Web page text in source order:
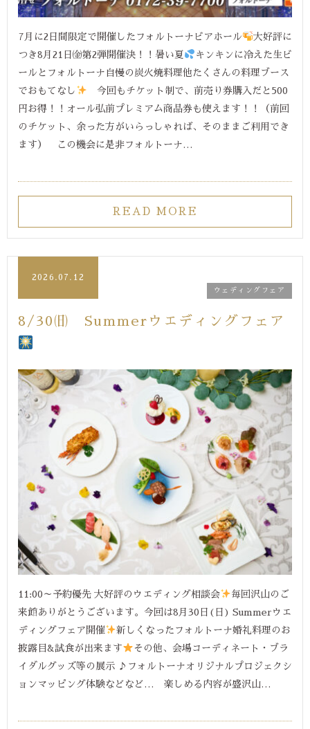
7月に2日間限定で開催したフォルトーナビアホール
大好評に
つき8月21日㈮第2弾開催決！！暑い夏
キンキンに冷えた生ビ
ールとフォルトーナ自慢の炭火焼料理他たくさんの料理ブース
でおもてなし
今回もチケット制で、前売り券購入だと500
円お得！！オール弘前プレミアム商品券も使えます！！（前回
のチケット、余った方がいらっしゃれば、そのままご利用でき
ます） この機会に是非フォルトーナ…
READ MORE
2026.07.12
ウェディングフェア
8/30㈰ Summerウエディングフェア
11:00～予約優先 大好評のウエディング相談会
毎回沢山のご
来館ありがとうございます。今回は8月30日(日) Summerウエ
ディングフェア開催
新しくなったフォルトーナ婚礼料理のお
披露目&試食が出来ます
その他、会場コーディネート・ブラ
イダルグッズ等の展示 ♪フォルトーナオリジナルプロジェクシ
ョンマッピング体験などなど… 楽しめる内容が盛沢山…